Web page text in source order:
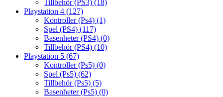
Tillbehör (PS3) (18)
Playstation 4 (127)
Kontroller (Ps4) (1)
Spel (PS4) (117)
Basenheter (PS4) (0)
Tillbehör (PS4) (10)
Playstation 5 (67)
Kontroller (Ps5) (0)
Spel (Ps5) (62)
Tillbehör (Ps5) (5)
Basenheter (Ps5) (0)